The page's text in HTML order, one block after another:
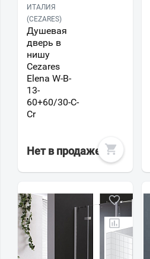
ИТАЛИЯ
(CEZARES)
Душевая
дверь в
нишу
Cezares
Elena W-B-
13-
60+60/30-C-
Cr
Нет в продаже